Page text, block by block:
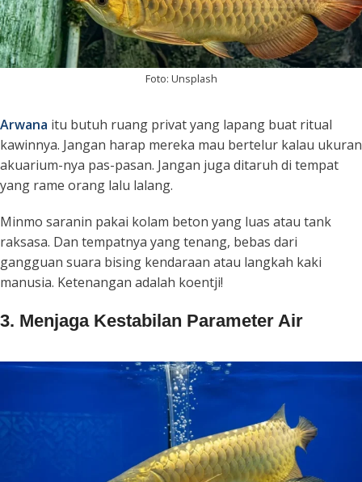
Foto: Unsplash
Arwana itu butuh ruang privat yang lapang buat ritual
kawinnya. Jangan harap mereka mau bertelur kalau ukuran
akuarium-nya pas-pasan. Jangan juga ditaruh di tempat
yang rame orang lalu lalang.
Minmo saranin pakai kolam beton yang luas atau tank
raksasa. Dan tempatnya yang tenang, bebas dari
gangguan suara bising kendaraan atau langkah kaki
manusia. Ketenangan adalah koentji!
3. Menjaga Kestabilan Parameter Air